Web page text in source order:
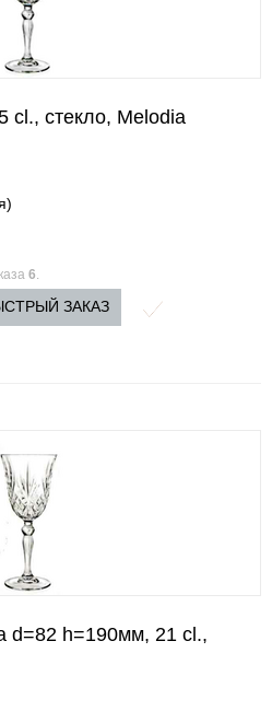
стекло, Melodia
6.
ЗАКАЗ
d=82 h=190мм, 21 cl.,